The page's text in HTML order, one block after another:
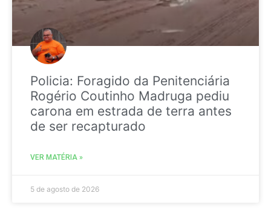
Policia: Foragido da Penitenciária
Rogério Coutinho Madruga pediu
carona em estrada de terra antes
de ser recapturado
VER MATÉRIA »
5 de agosto de 2026